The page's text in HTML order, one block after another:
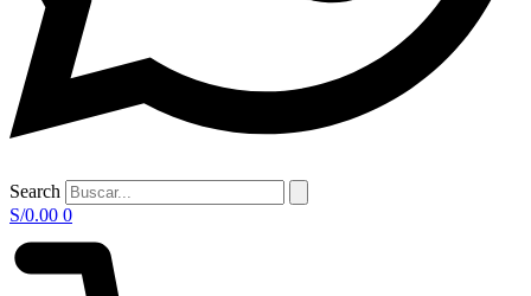
Search
S/0.00 0